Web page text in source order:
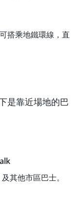
搭乘地鐵環線，直
是靠近場地的巴
其他市區巴士。